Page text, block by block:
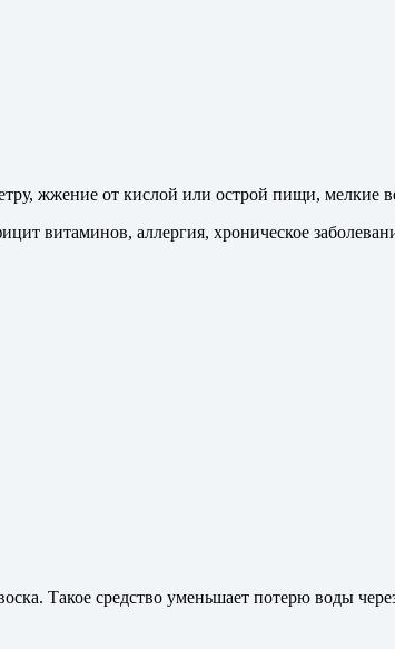
жжение от кислой или острой пищи, мелкие
витаминов, аллергия, хроническое
Такое средство уменьшает потерю воды